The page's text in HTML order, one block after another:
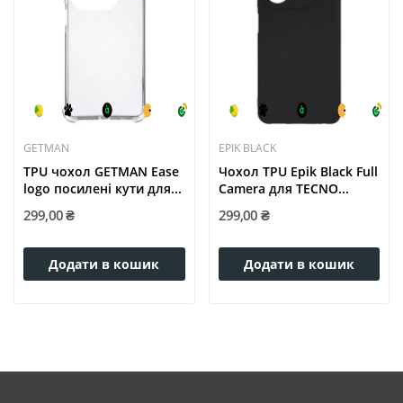
GETMAN
TPU чохол GETMAN Ease
logo посилені кути для...
299,00 ₴
Додати в кошик
EPIK BLACK
Чохол TPU Epik Black Full
Camera для TECNO...
299,00 ₴
Додати в кошик